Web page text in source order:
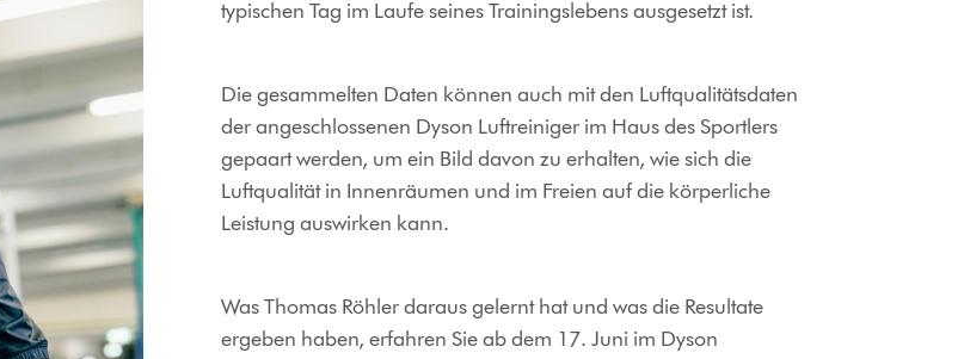
typischen Tag im Laufe seines Trainingslebens ausgesetzt ist.
Die gesammelten Daten können auch mit den Luftqualitätsdaten
der angeschlossenen Dyson Luftreiniger im Haus des Sportlers
gepaart werden, um ein Bild davon zu erhalten, wie sich die
Luftqualität in Innenräumen und im Freien auf die körperliche
Leistung auswirken kann.
Was Thomas Röhler daraus gelernt hat und was die Resultate
ergeben haben, erfahren Sie ab dem 17. Juni im Dyson